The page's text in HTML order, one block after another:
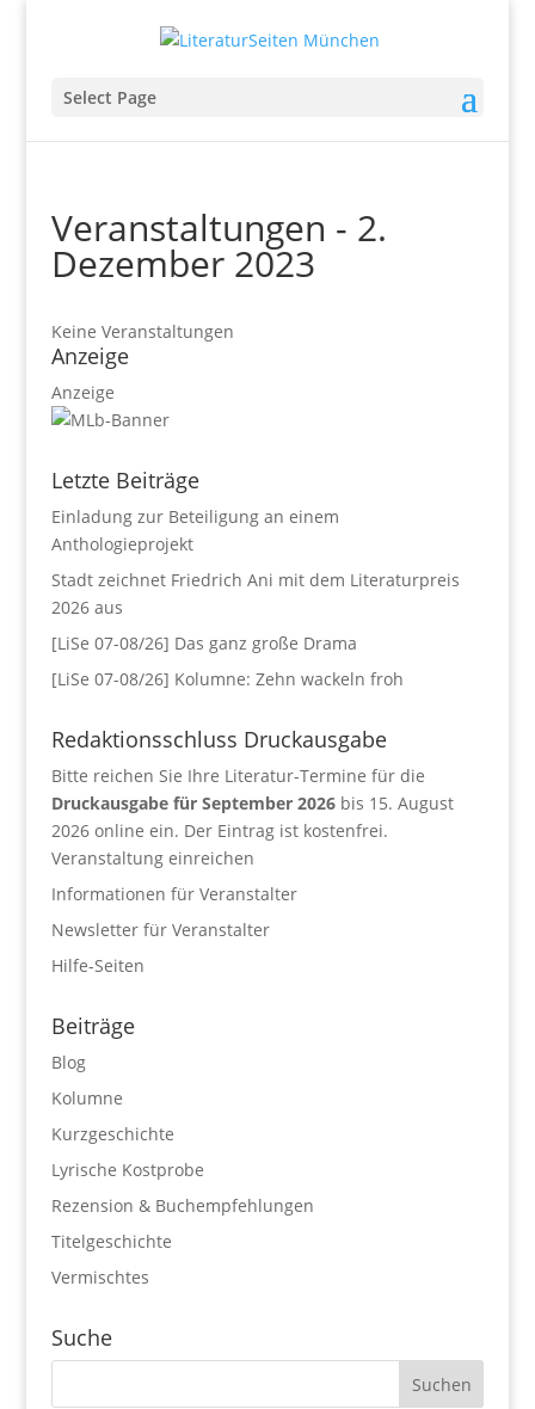
Select Page
Veranstaltungen - 2.
Dezember 2023
Keine Veranstaltungen
Anzeige
Anzeige
Letzte Beiträge
Einladung zur Beteiligung an einem
Anthologieprojekt
Stadt zeichnet Friedrich Ani mit dem Literaturpreis
2026 aus
[LiSe 07-08/26] Das ganz große Drama
[LiSe 07-08/26] Kolumne: Zehn wackeln froh
Redaktionsschluss Druckausgabe
Bitte reichen Sie Ihre Literatur-Termine für die
Druckausgabe für September 2026bis 15. August
2026 online ein. Der Eintrag ist kostenfrei.
Veranstaltung einreichen
Informationen für Veranstalter
Newsletter für Veranstalter
Hilfe-Seiten
Beiträge
Blog
Kolumne
Kurzgeschichte
Lyrische Kostprobe
Rezension & Buchempfehlungen
Titelgeschichte
Vermischtes
Suche